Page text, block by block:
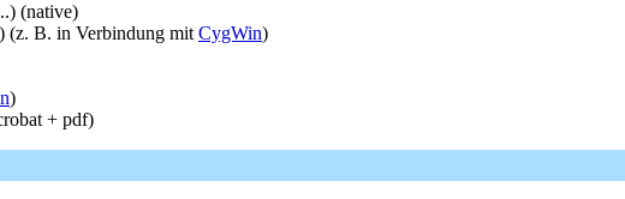
(native)
(z. B. in Verbindung mit CygWin)
)
+ pdf)